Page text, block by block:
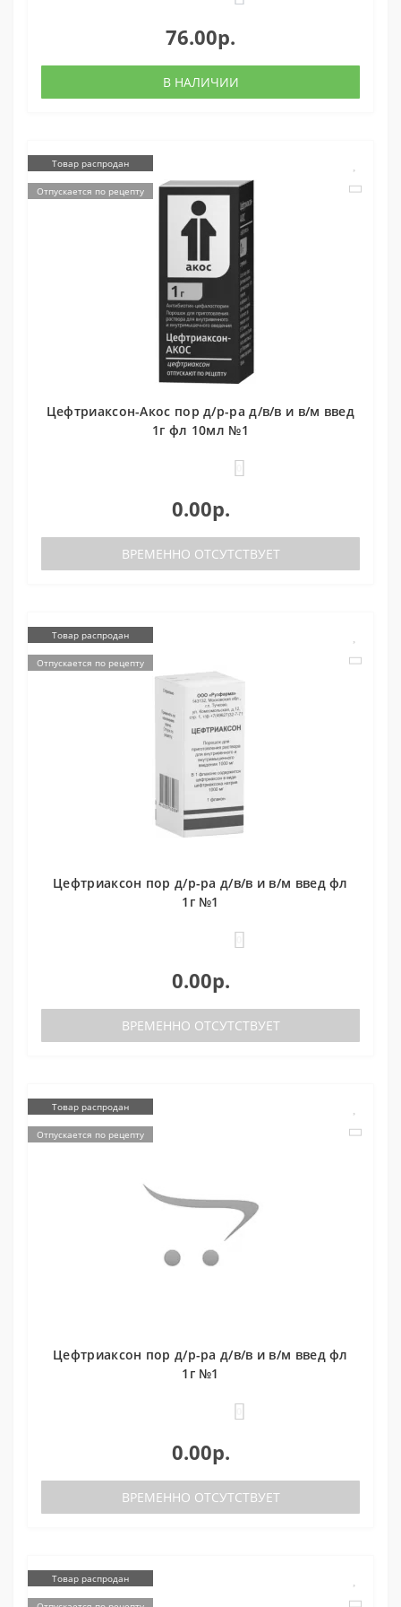
76.00р.
В НАЛИЧИИ
Товар распродан
Отпускается по рецепту
Цефтриаксон-Акос пор д/р-ра д/в/в и в/м введ
1г фл 10мл №1
0.00р.
ВРЕМЕННО ОТСУТСТВУЕТ
Товар распродан
Отпускается по рецепту
Цефтриаксон пор д/р-ра д/в/в и в/м введ фл
1г №1
0.00р.
ВРЕМЕННО ОТСУТСТВУЕТ
Товар распродан
Отпускается по рецепту
Цефтриаксон пор д/р-ра д/в/в и в/м введ фл
1г №1
0.00р.
ВРЕМЕННО ОТСУТСТВУЕТ
Товар распродан